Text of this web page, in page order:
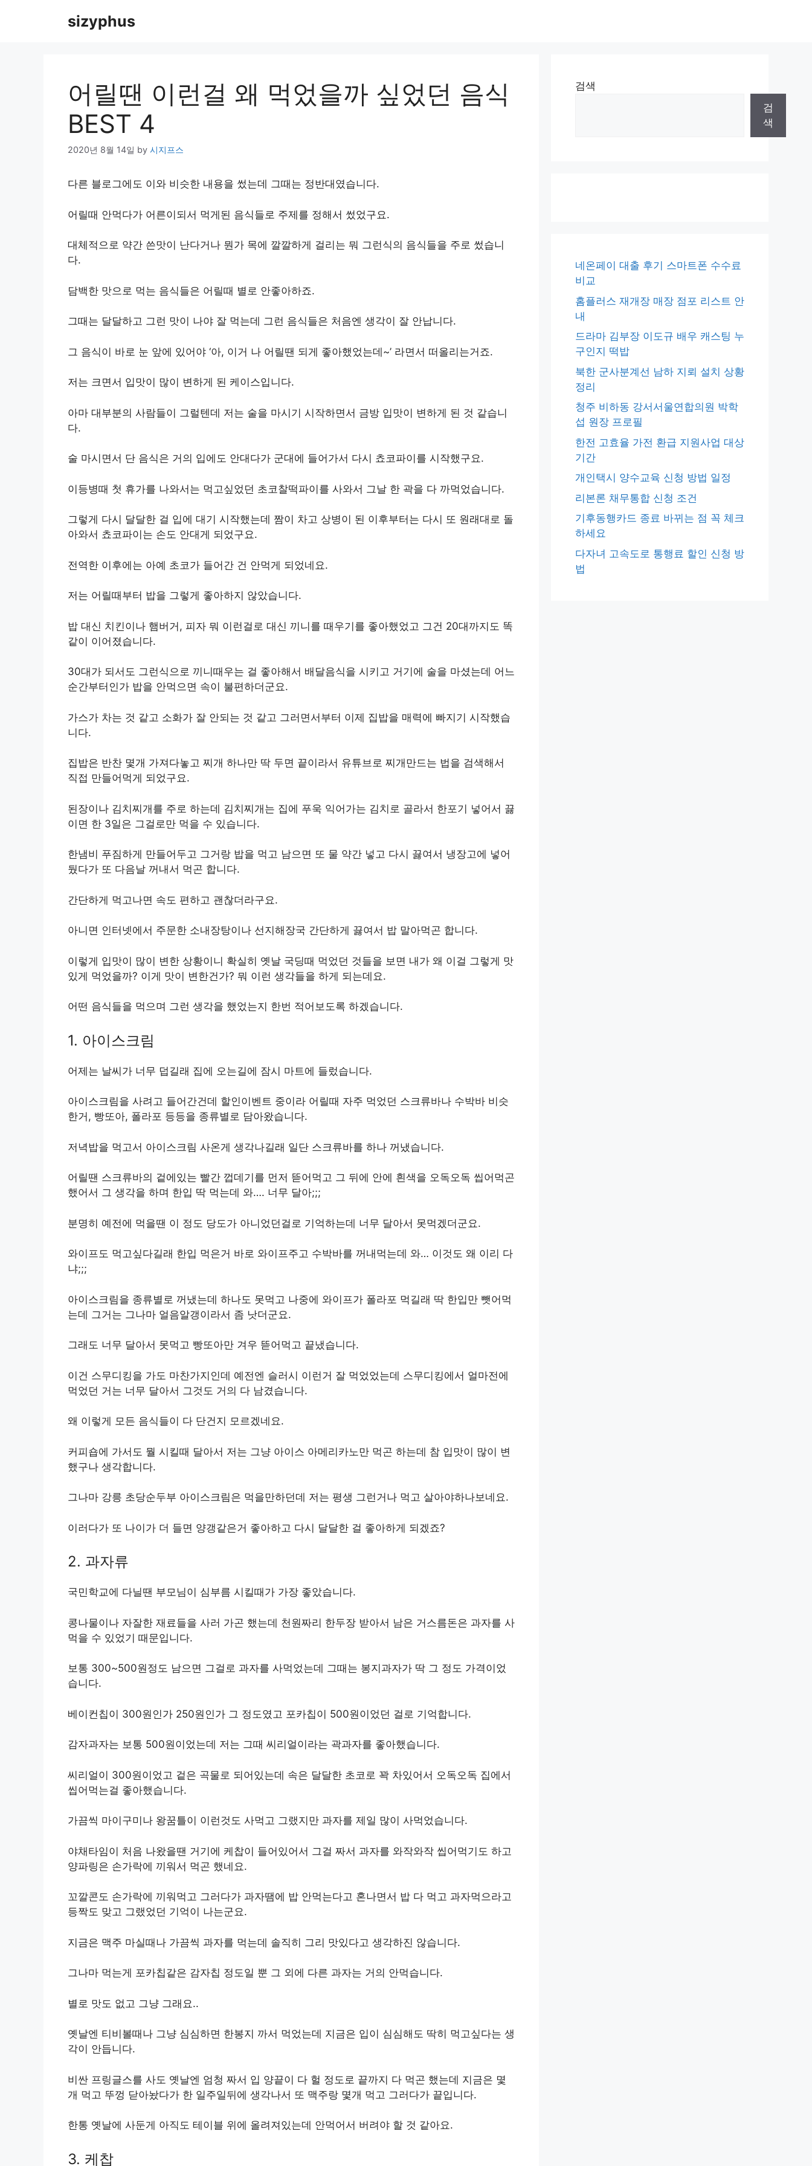
sizyphus
어릴땐 이런걸 왜 먹었을까 싶었던 음식
BEST 4
2020년 8월 14일 by 시지프스
다른 블로그에도 이와 비슷한 내용을 썼는데 그때는 정반대였습니다.
어릴때 안먹다가 어른이되서 먹게된 음식들로 주제를 정해서 썼었구요.
대체적으로 약간 쓴맛이 난다거나 뭔가 목에 깔깔하게 걸리는 뭐 그런식의 음식들을 주로 썼습니
다.
담백한 맛으로 먹는 음식들은 어릴때 별로 안좋아하죠.
그때는 달달하고 그런 맛이 나야 잘 먹는데 그런 음식들은 처음엔 생각이 잘 안납니다.
그 음식이 바로 눈 앞에 있어야 ‘아, 이거 나 어릴땐 되게 좋아했었는데~’ 라면서 떠올리는거죠.
저는 크면서 입맛이 많이 변하게 된 케이스입니다.
아마 대부분의 사람들이 그럴텐데 저는 술을 마시기 시작하면서 금방 입맛이 변하게 된 것 같습니
다.
술 마시면서 단 음식은 거의 입에도 안대다가 군대에 들어가서 다시 쵸코파이를 시작했구요.
이등병때 첫 휴가를 나와서는 먹고싶었던 초코찰떡파이를 사와서 그날 한 곽을 다 까먹었습니다.
그렇게 다시 달달한 걸 입에 대기 시작했는데 짬이 차고 상병이 된 이후부터는 다시 또 원래대로 돌
아와서 쵸코파이는 손도 안대게 되었구요.
전역한 이후에는 아예 초코가 들어간 건 안먹게 되었네요.
저는 어릴때부터 밥을 그렇게 좋아하지 않았습니다.
밥 대신 치킨이나 햄버거, 피자 뭐 이런걸로 대신 끼니를 때우기를 좋아했었고 그건 20대까지도 똑
같이 이어졌습니다.
30대가 되서도 그런식으로 끼니때우는 걸 좋아해서 배달음식을 시키고 거기에 술을 마셨는데 어느
순간부터인가 밥을 안먹으면 속이 불편하더군요.
가스가 차는 것 같고 소화가 잘 안되는 것 같고 그러면서부터 이제 집밥을 매력에 빠지기 시작했습
니다.
집밥은 반찬 몇개 가져다놓고 찌개 하나만 딱 두면 끝이라서 유튜브로 찌개만드는 법을 검색해서
직접 만들어먹게 되었구요.
된장이나 김치찌개를 주로 하는데 김치찌개는 집에 푸욱 익어가는 김치로 골라서 한포기 넣어서 끓
이면 한 3일은 그걸로만 먹을 수 있습니다.
한냄비 푸짐하게 만들어두고 그거랑 밥을 먹고 남으면 또 물 약간 넣고 다시 끓여서 냉장고에 넣어
뒀다가 또 다음날 꺼내서 먹곤 합니다.
간단하게 먹고나면 속도 편하고 괜찮더라구요.
아니면 인터넷에서 주문한 소내장탕이나 선지해장국 간단하게 끓여서 밥 말아먹곤 합니다.
이렇게 입맛이 많이 변한 상황이니 확실히 옛날 국딩때 먹었던 것들을 보면 내가 왜 이걸 그렇게 맛
있게 먹었을까? 이게 맛이 변한건가? 뭐 이런 생각들을 하게 되는데요.
어떤 음식들을 먹으며 그런 생각을 했었는지 한번 적어보도록 하겠습니다.
1. 아이스크림
어제는 날씨가 너무 덥길래 집에 오는길에 잠시 마트에 들렀습니다.
아이스크림을 사려고 들어간건데 할인이벤트 중이라 어릴때 자주 먹었던 스크류바나 수박바 비슷
한거, 빵또아, 폴라포 등등을 종류별로 담아왔습니다.
저녁밥을 먹고서 아이스크림 사온게 생각나길래 일단 스크류바를 하나 꺼냈습니다.
어릴땐 스크류바의 겉에있는 빨간 껍데기를 먼저 뜯어먹고 그 뒤에 안에 흰색을 오독오독 씹어먹곤
했어서 그 생각을 하며 한입 딱 먹는데 와…. 너무 달아;;;
분명히 예전에 먹을땐 이 정도 당도가 아니었던걸로 기억하는데 너무 달아서 못먹겠더군요.
와이프도 먹고싶다길래 한입 먹은거 바로 와이프주고 수박바를 꺼내먹는데 와… 이것도 왜 이리 다
냐;;;
아이스크림을 종류별로 꺼냈는데 하나도 못먹고 나중에 와이프가 폴라포 먹길래 딱 한입만 뺏어먹
는데 그거는 그나마 얼음알갱이라서 좀 낫더군요.
그래도 너무 달아서 못먹고 빵또아만 겨우 뜯어먹고 끝냈습니다.
이건 스무디킹을 가도 마찬가지인데 예전엔 슬러시 이런거 잘 먹었었는데 스무디킹에서 얼마전에
먹었던 거는 너무 달아서 그것도 거의 다 남겼습니다.
왜 이렇게 모든 음식들이 다 단건지 모르겠네요.
커피숍에 가서도 뭘 시킬때 달아서 저는 그냥 아이스 아메리카노만 먹곤 하는데 참 입맛이 많이 변
했구나 생각합니다.
그나마 강릉 초당순두부 아이스크림은 먹을만하던데 저는 평생 그런거나 먹고 살아야하나보네요.
이러다가 또 나이가 더 들면 양갱같은거 좋아하고 다시 달달한 걸 좋아하게 되겠죠?
2. 과자류
국민학교에 다닐땐 부모님이 심부름 시킬때가 가장 좋았습니다.
콩나물이나 자잘한 재료들을 사러 가곤 했는데 천원짜리 한두장 받아서 남은 거스름돈은 과자를 사
먹을 수 있었기 때문입니다.
보통 300~500원정도 남으면 그걸로 과자를 사먹었는데 그때는 봉지과자가 딱 그 정도 가격이었
습니다.
베이컨칩이 300원인가 250원인가 그 정도였고 포카칩이 500원이었던 걸로 기억합니다.
감자과자는 보통 500원이었는데 저는 그때 씨리얼이라는 곽과자를 좋아했습니다.
씨리얼이 300원이었고 겉은 곡물로 되어있는데 속은 달달한 초코로 꽉 차있어서 오독오독 집에서
씹어먹는걸 좋아했습니다.
가끔씩 마이구미나 왕꿈틀이 이런것도 사먹고 그랬지만 과자를 제일 많이 사먹었습니다.
야채타임이 처음 나왔을땐 거기에 케찹이 들어있어서 그걸 짜서 과자를 와작와작 씹어먹기도 하고
양파링은 손가락에 끼워서 먹곤 했네요.
꼬깔콘도 손가락에 끼워먹고 그러다가 과자땜에 밥 안먹는다고 혼나면서 밥 다 먹고 과자먹으라고
등짝도 맞고 그랬었던 기억이 나는군요.
지금은 맥주 마실때나 가끔씩 과자를 먹는데 솔직히 그리 맛있다고 생각하진 않습니다.
그나마 먹는게 포카칩같은 감자칩 정도일 뿐 그 외에 다른 과자는 거의 안먹습니다.
별로 맛도 없고 그냥 그래요..
옛날엔 티비볼때나 그냥 심심하면 한봉지 까서 먹었는데 지금은 입이 심심해도 딱히 먹고싶다는 생
각이 안듭니다.
비싼 프링글스를 사도 옛날엔 엄청 짜서 입 양끝이 다 헐 정도로 끝까지 다 먹곤 했는데 지금은 몇
개 먹고 뚜껑 닫아놨다가 한 일주일뒤에 생각나서 또 맥주랑 몇개 먹고 그러다가 끝입니다.
한통 옛날에 사둔게 아직도 테이블 위에 올려져있는데 안먹어서 버려야 할 것 같아요.
3. 케찹
검색
검
색
네온페이 대출 후기 스마트폰 수수료
비교
홈플러스 재개장 매장 점포 리스트 안
내
드라마 김부장 이도규 배우 캐스팅 누
구인지 떡밥
북한 군사분계선 남하 지뢰 설치 상황
정리
청주 비하동 강서서울연합의원 박학
섭 원장 프로필
한전 고효율 가전 환급 지원사업 대상
기간
개인택시 양수교육 신청 방법 일정
리본론 채무통합 신청 조건
기후동행카드 종료 바뀌는 점 꼭 체크
하세요
다자녀 고속도로 통행료 할인 신청 방
법